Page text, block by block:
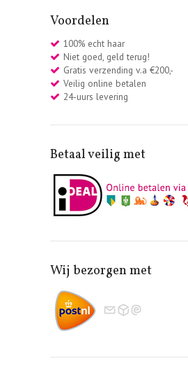
Voordelen
100% echt haar
Niet goed, geld terug!
Gratis verzending v.a €200,-
Veilig online betalen
24-uurs levering
Betaal veilig met
Wij bezorgen met